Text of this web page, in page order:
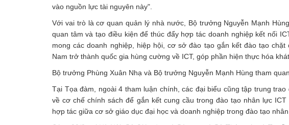
vào nguồn lực tài nguyên này".
Với vai trò là cơ quan quản lý nhà nước, Bộ trưởng Nguyễn Mạnh
quan tâm và tạo điều kiện để thúc đẩy hợp tác doanh nghiệp kết nối
mong các doanh nghiệp, hiệp hội, cơ sở đào tạo gắn kết đào tạo
Nam trở thành quốc gia hùng cường về ICT, góp phần hiện thực hóa
Bộ trưởng Phùng Xuân Nhạ và Bộ trưởng Nguyễn Mạnh Hùng tham
Tại Tọa đàm, ngoài 4 tham luận chính, các đại biểu cũng tập trung
về cơ chế chính sách để gắn kết cung cầu trong đào tạo nhân lực
hợp tác giữa cơ sở giáo dục đại học và doanh nghiệp trong đào tạo